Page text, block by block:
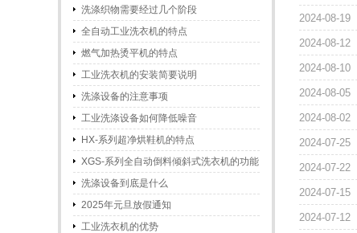
洗涤织物需要经过几个阶段
全自动工业洗衣机的特点
燃气加热烫平机的特点
工业洗衣机的安装简要说明
洗涤设备的注意事项
工业洗涤设备如何降低噪音
HX-系列超净烘鞋机的特点
XGS-系列全自动倒料倾斜式洗衣机的功能
和特点
洗涤设备到底是什么
2025年元旦放假通知
工业洗衣机的优势
2024-08-19
2024-08-12
2024-08-10
2024-08-05
2024-08-02
2024-07-25
2024-07-22
2024-07-15
2024-07-12